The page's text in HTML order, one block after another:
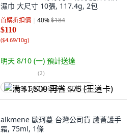
濕巾 大尺寸 10張, 117.4g, 2包
首購折扣價 40%$184
$110
($4.69/10g)
明天 8/10 (一) 預計送達
(2)
满 $1,500 再省 $75 (王道卡)
alkmene 歐珂蔓 台灣公司貨 蘆薈護手
霜, 75ml, 1條